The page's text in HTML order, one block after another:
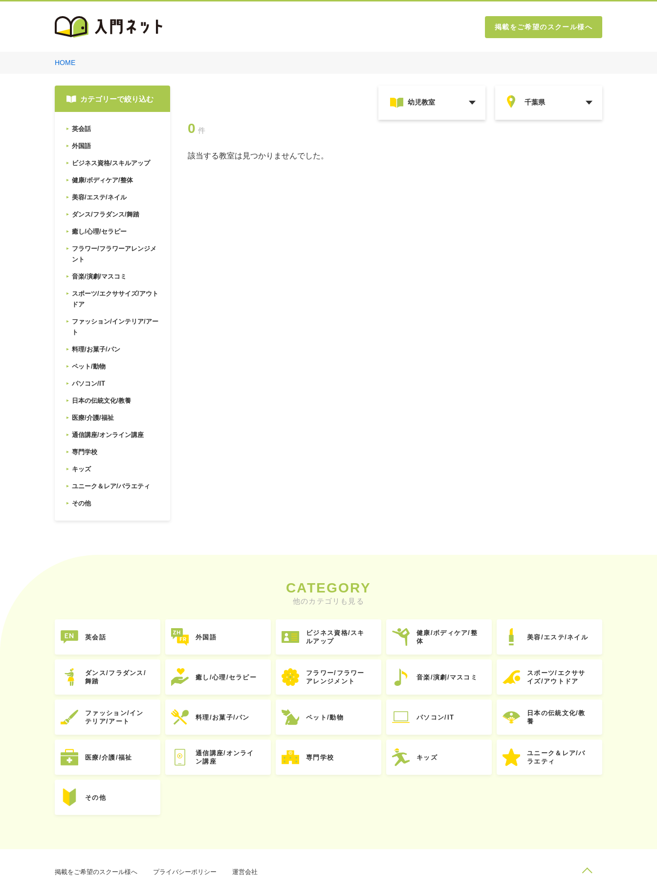
掲載をご希望のスクール様へ
HOME
カテゴリーで絞り込む
英会話
外国語
ビジネス資格/スキルアップ
健康/ボディケア/整体
美容/エステ/ネイル
ダンス/フラダンス/舞踏
癒し/心理/セラピー
フラワー/フラワーアレンジメ
ント
音楽/演劇/マスコミ
スポーツ/エクササイズ/アウト
ドア
ファッション/インテリア/アー
ト
料理/お菓子/パン
ペット/動物
パソコン/IT
日本の伝統文化/教養
医療/介護/福祉
通信講座/オンライン講座
専門学校
キッズ
ユニーク＆レア/バラエティ
その他
0 件
該当する教室は見つかりませんでした。
CATEGORY
他のカテゴリも見る
英会話 外国語
ビジネス資格/スキ
ルアップ
健康/ボディケア/整
体
美容/エステ/ネイル
ダンス/フラダンス/
舞踏
癒し/心理/セラピー
フラワー/フラワー
アレンジメント
音楽/演劇/マスコミ
スポーツ/エクササ
イズ/アウトドア
ファッション/イン
テリア/アート
料理/お菓子/パン ペット/動物 パソコン/IT
日本の伝統文化/教
養
医療/介護/福祉
通信講座/オンライ
ン講座
専門学校 キッズ
ユニーク＆レア/バ
ラエティ
その他
掲載をご希望のスクール様へ プライバシーポリシー 運営会社